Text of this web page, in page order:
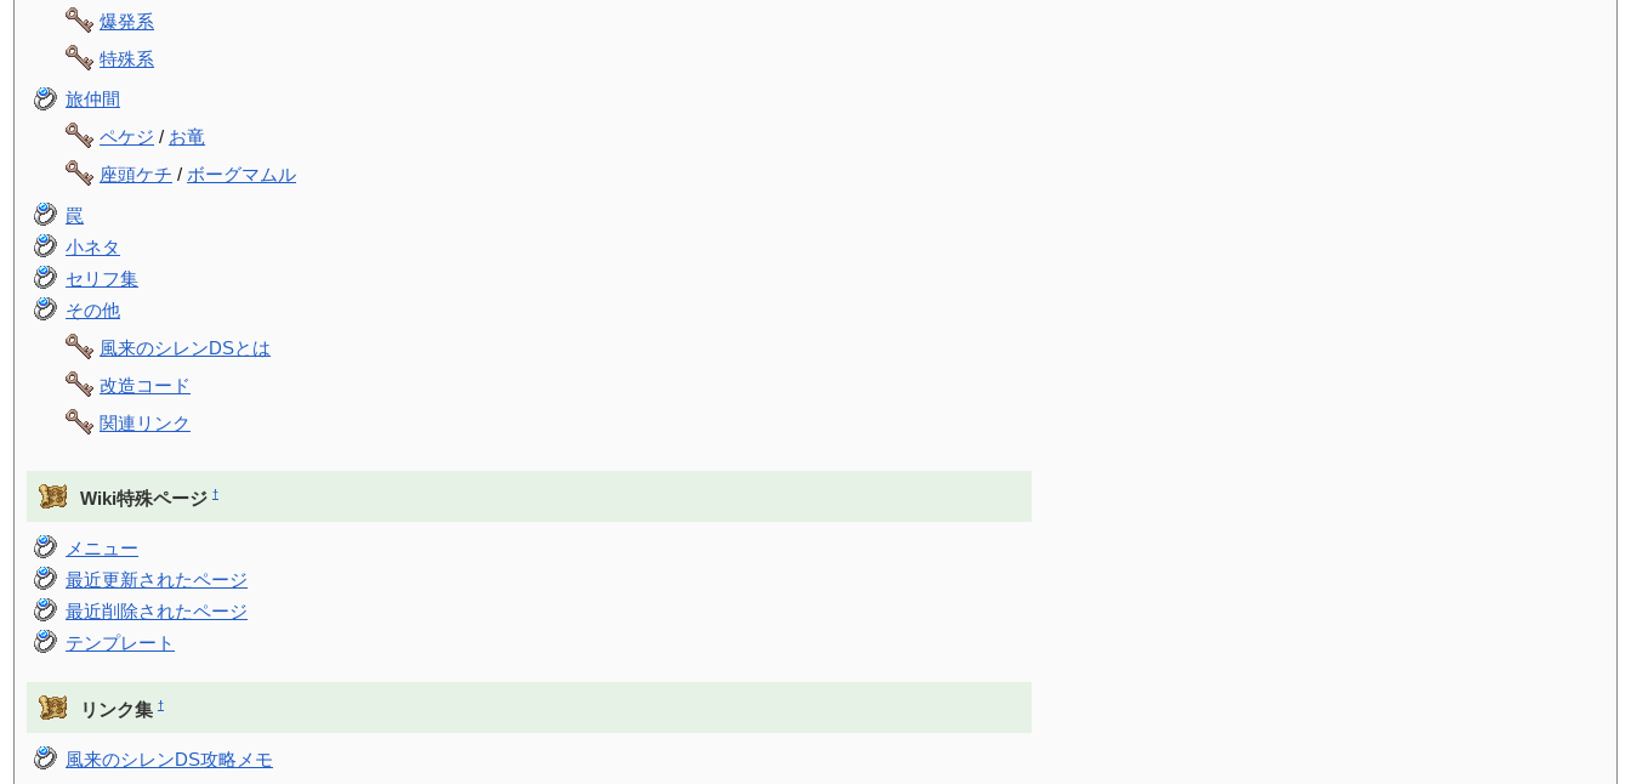
爆発系
特殊系
旅仲間
ペケジ / お竜
座頭ケチ / ボーグマムル
罠
小ネタ
セリフ集
その他
風来のシレンDSとは
改造コード
関連リンク
Wiki特殊ページ †
メニュー
最近更新されたページ
最近削除されたページ
テンプレート
リンク集 †
風来のシレンDS攻略メモ